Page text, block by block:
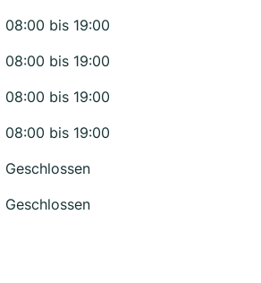
08:00 bis 19:00
08:00 bis 19:00
08:00 bis 19:00
08:00 bis 19:00
Geschlossen
Geschlossen